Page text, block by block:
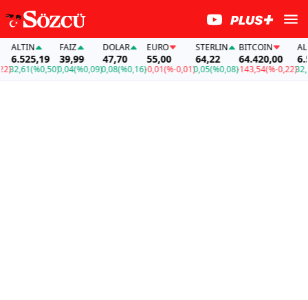
ALTIN
6.525,19
32,61(%0,50)
FAİZ
39,99
0,04(%0,09)
DOLAR
47,70
0,08(%0,16)
EURO
55,00
-0,01(%-0,01)
STERLIN
64,22
0,05(%0,08)
BITCOIN
64.420,00
-143,54(%-0,22)32,61